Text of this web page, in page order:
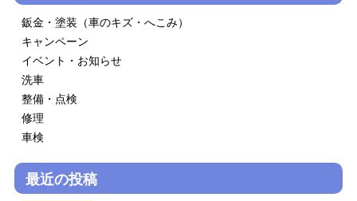
鈑金・塗装（車のキズ・へこみ）
キャンペーン
イベント・お知らせ
洗車
整備・点検
修理
車検
最近の投稿